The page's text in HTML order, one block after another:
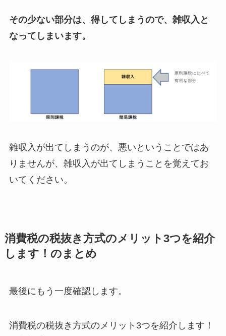
その少ない部分は、得してしまうので、雑収入と
なってしまいます。
雑収入が出てしまうのが、悪いということではあ
りませんが、雑収入が出てしまうことを覚えてお
いてください。
消費税の税抜き方式のメリット3つを紹介
します！のまとめ
最後にもう一度確認します。
消費税の税抜き方式のメリット3つを紹介します！